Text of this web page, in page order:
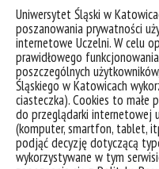
Uniwersytet Śląski w
poszanowania prywatności
internetowe Uczelni. W celu
prawidłowego
poszczególnych
Śląskiego w Katowicach
ciasteczka). Cookies to małe
do przeglądarki internetowej
(komputer, smartfon, tablet,
podjąć decyzję dotyczącą
wykorzystywane w tym
Po uroczystości
popularnonaukową
zapisana. Drewno
cywilizacji i
budynku Rektoratu UŚ
Zapraszamy
drzewa, zabytki
krajobrazy najdalszych